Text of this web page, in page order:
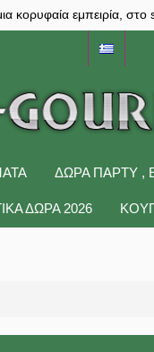
κορυφαία εμπειρία,
ΔΩΡΑ ΠΆΡΤΥ ,
ΔΩΡΑ 2026